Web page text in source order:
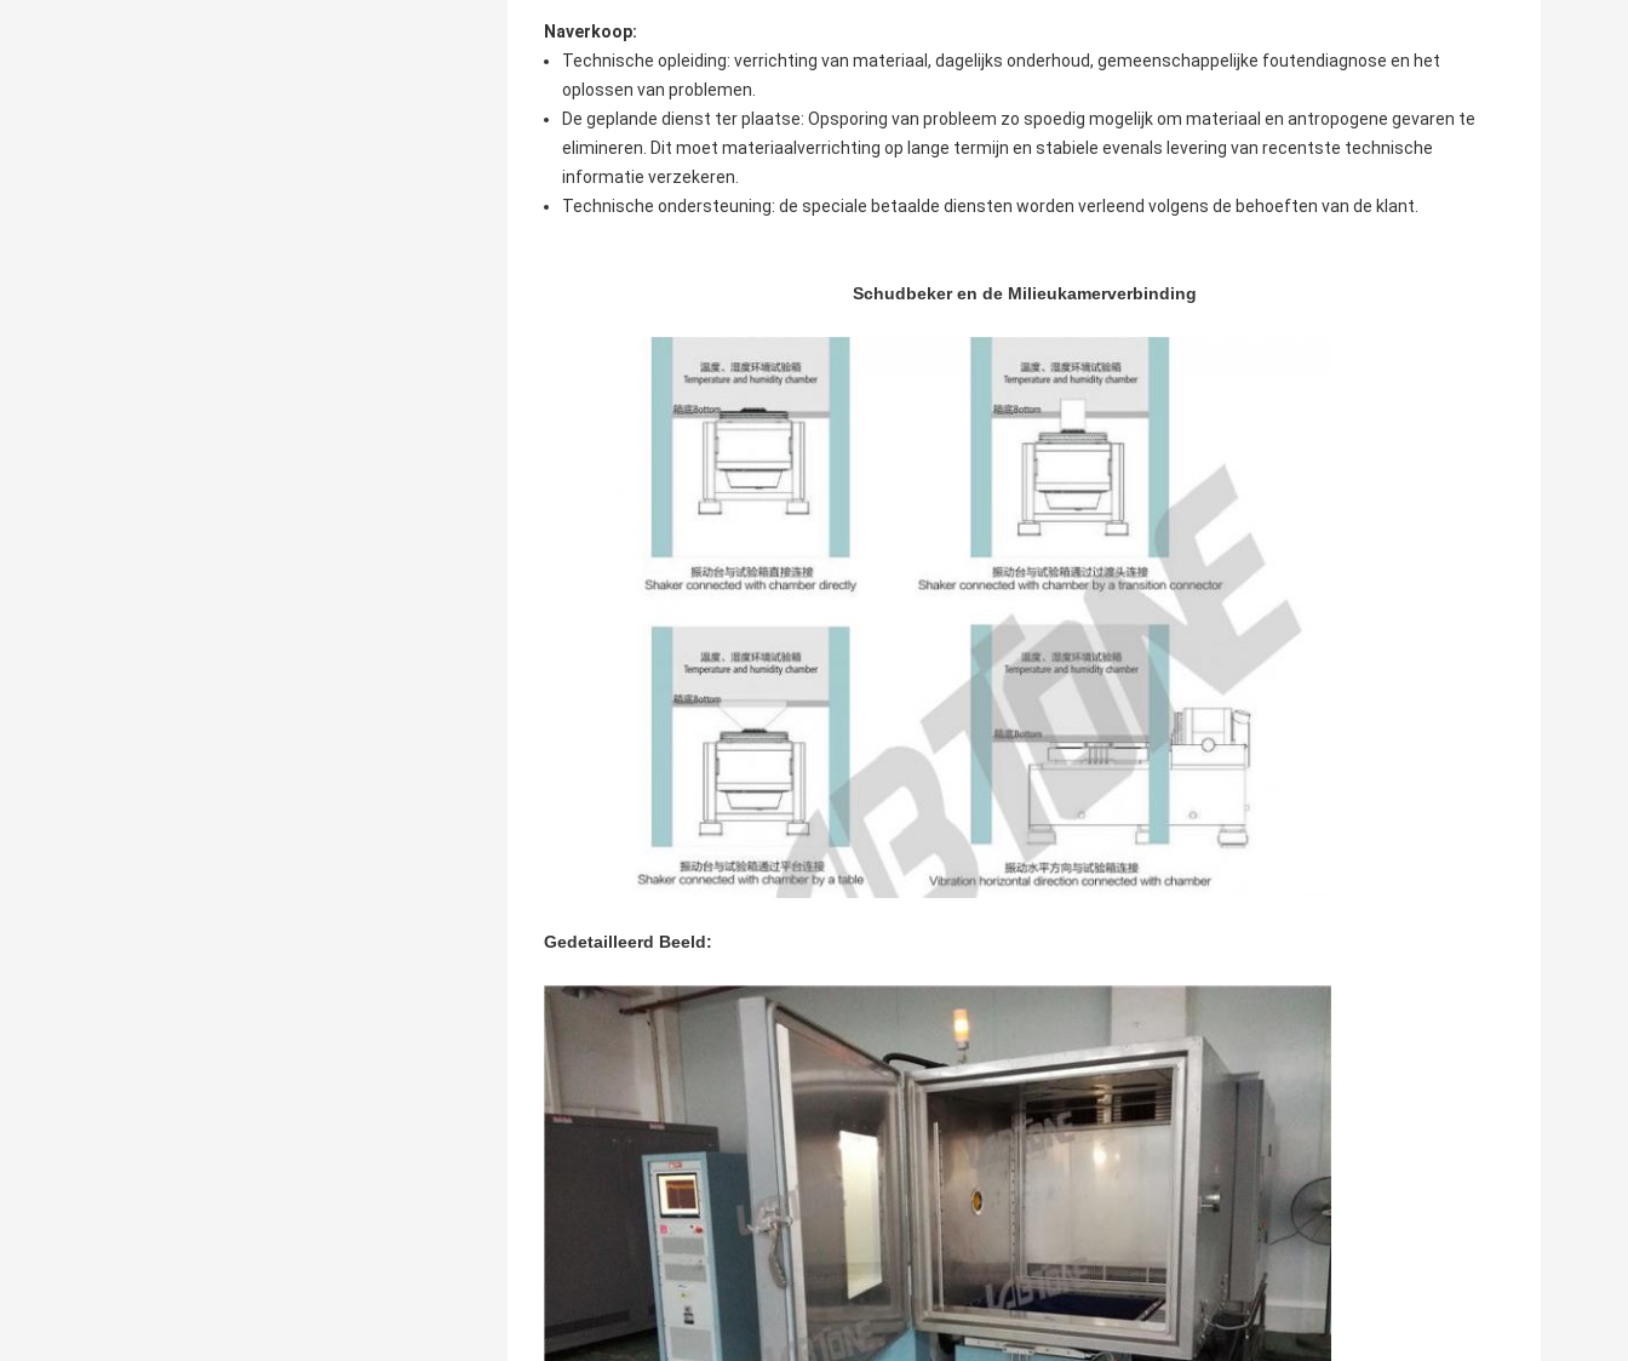
Naverkoop:
Technische opleiding: verrichting van materiaal, dagelijks onderhoud, gemeenschappelijke foutendiagnose en het
oplossen van problemen.
De geplande dienst ter plaatse: Opsporing van probleem zo spoedig mogelijk om materiaal en antropogene gevaren te
elimineren. Dit moet materiaalverrichting op lange termijn en stabiele evenals levering van recentste technische
informatie verzekeren.
Technische ondersteuning: de speciale betaalde diensten worden verleend volgens de behoeften van de klant.
Schudbeker en de Milieukamerverbinding
Gedetailleerd Beeld: